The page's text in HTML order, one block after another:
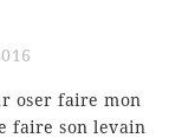
oser faire mon
faire son levain